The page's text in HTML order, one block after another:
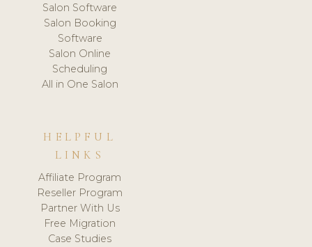
Salon Software
Salon Booking
Software
Salon Online
Scheduling
All in One Salon
HELPFUL
LINKS
Affiliate Program
Reseller Program
Partner With Us
Free Migration
Case Studies